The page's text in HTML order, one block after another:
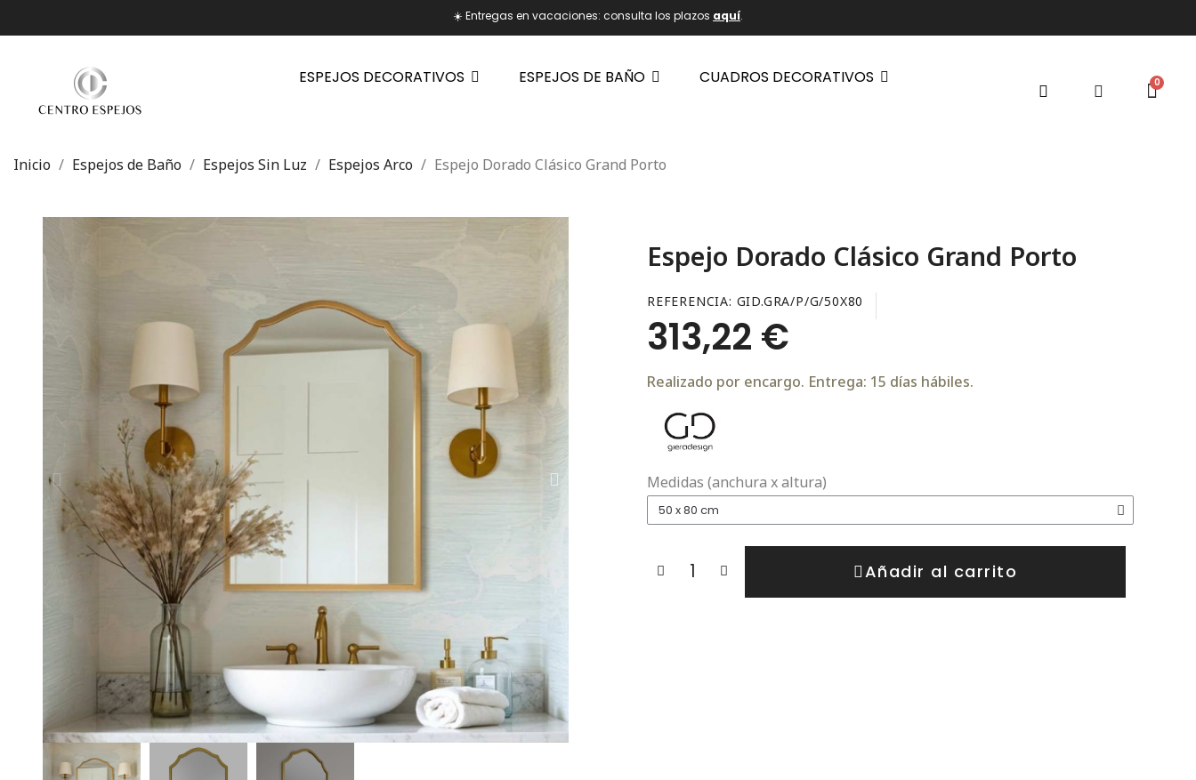
☀️ Entregas en vacaciones: consulta los plazos aquí.
ESPEJOS DECORATIVOS ESPEJOS DE BAÑO CUADROS DECORATIVOS
Inicio Espejos de Baño Espejos Sin Luz Espejos Arco Espejo Dorado Clásico Grand Porto
Espejo Dorado Clásico Grand Porto
REFERENCIA GID.GRA/P/G/50X80
313,22 €
Realizado por encargo. Entrega: 15 días hábiles.
Medidas (anchura x altura)
Añadir al carrito